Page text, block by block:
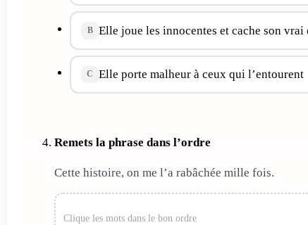
B Elle joue les innocentes et cache son vrai
C Elle porte malheur à ceux qui l’entourent
Remets la phrase dans l’ordre
Cette histoire, on me l’a rabâchée mille fois.
Clique les mots dans le bon ordre